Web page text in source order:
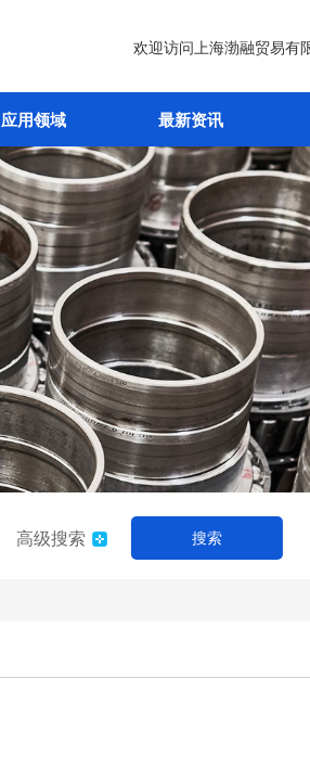
欢迎访问上海渤融贸易有
应用领域 最新资讯
高级搜索 搜索